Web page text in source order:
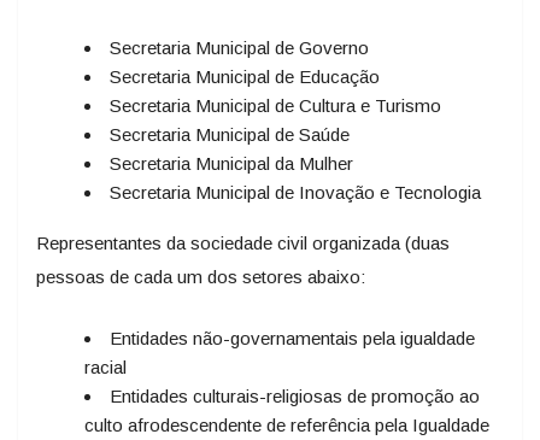
Secretaria Municipal de Governo
Secretaria Municipal de Educação
Secretaria Municipal de Cultura e Turismo
Secretaria Municipal de Saúde
Secretaria Municipal da Mulher
Secretaria Municipal de Inovação e Tecnologia
Representantes da sociedade civil organizada (duas
pessoas de cada um dos setores abaixo:
Entidades não-governamentais pela igualdade
racial
Entidades culturais-religiosas de promoção ao
culto afrodescendente de referência pela Igualdade